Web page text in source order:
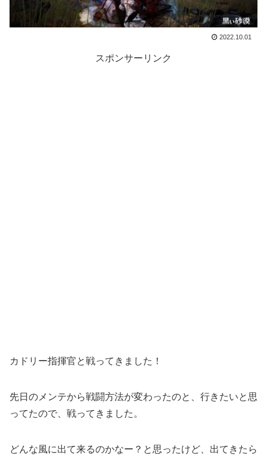
2022.10.01
スポンサーリンク
カドリー指揮官と戦ってきました！
先日のメンテから戦闘方法が変わったのと、行きたいと思
ってたので、戦ってきました。
どんな風に出て来るのかなー？と思ったけど、出てきたら